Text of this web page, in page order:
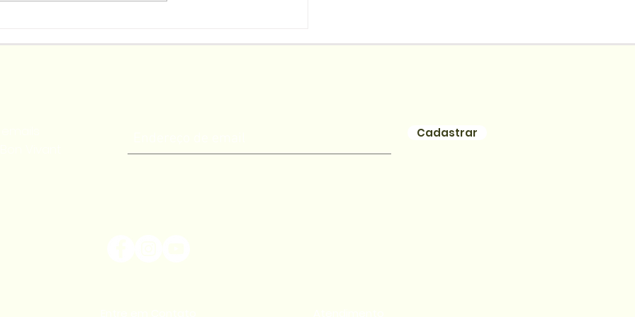
Cunha celebra o início da
Cadastrar